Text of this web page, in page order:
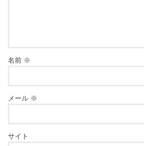
名前 ※
メール ※
サイト